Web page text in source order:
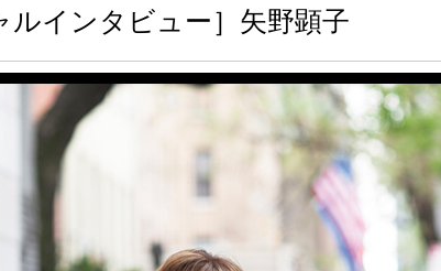
ルインタビュー］矢野顕子